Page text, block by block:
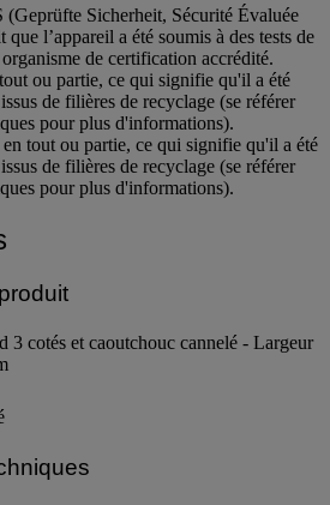
(Geprüfte Sicherheit, Sécurité Évaluée
l’appareil a été soumis à des tests de
de certification accrédité.
ou partie, ce qui signifie qu'il a été
de filières de recyclage (se référer
pour plus d'informations).
tout ou partie, ce qui signifie qu'il a été
de filières de recyclage (se référer
pour plus d'informations).
3 cotés et caoutchouc cannelé - Largeur